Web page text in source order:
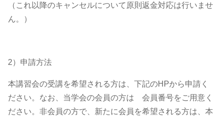
（これ以降のキャンセルについて原則返金対応は行いませ
ん。）
2）申請方法
本講習会の受講を希望される方は、下記のHPから申請く
ださい。なお、当学会の会員の方は 会員番号をご用意く
ださい。非会員の方で、新たに会員を希望される方は、本